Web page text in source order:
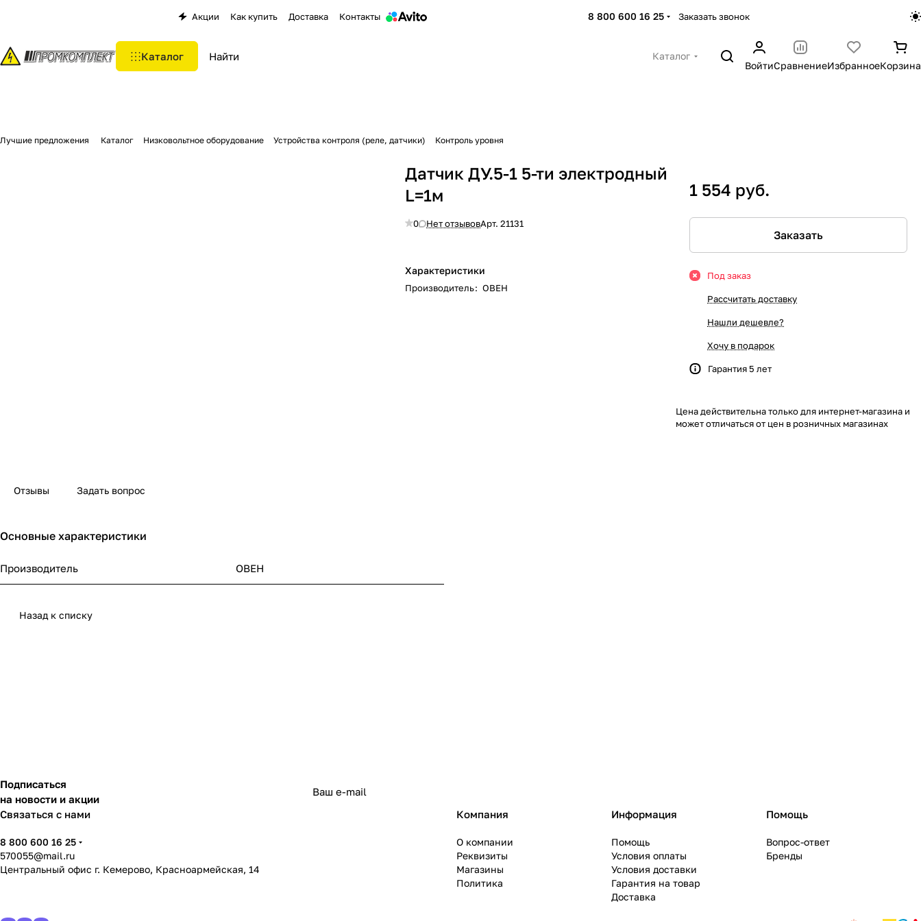
Акции Как купить Доставка Контакты 8 800 600 16 25 Заказать звонок
Каталог
Каталог
ВойтиСравнениеИзбранноеКорзина
Лучшие предложения Каталог Низковольтное оборудование Устройства контроля (реле, датчики) Контроль уровня
Датчик ДУ.5-1 5-ти электродный
L=1м
0 Нет отзывовАрт.21131
Характеристики
Производитель: ОВЕН
1 554 руб.
Заказать
Под заказ
Рассчитать доставку
Нашли дешевле?
Хочу в подарок
Гарантия 5 лет
Цена действительна только для интернет-магазина и
может отличаться от цен в розничных магазинах
Отзывы Задать вопрос
Основные характеристики
Производитель ОВЕН
Назад к списку
Подписаться
на новости и акции
Связаться с нами
8 800 600 16 25
570055@mail.ru
Центральный офис г. Кемерово, Красноармейская, 14
Компания
О компании
Реквизиты
Магазины
Политика
Информация
Помощь
Условия оплаты
Условия доставки
Гарантия на товар
Доставка
Помощь
Вопрос-ответ
Бренды